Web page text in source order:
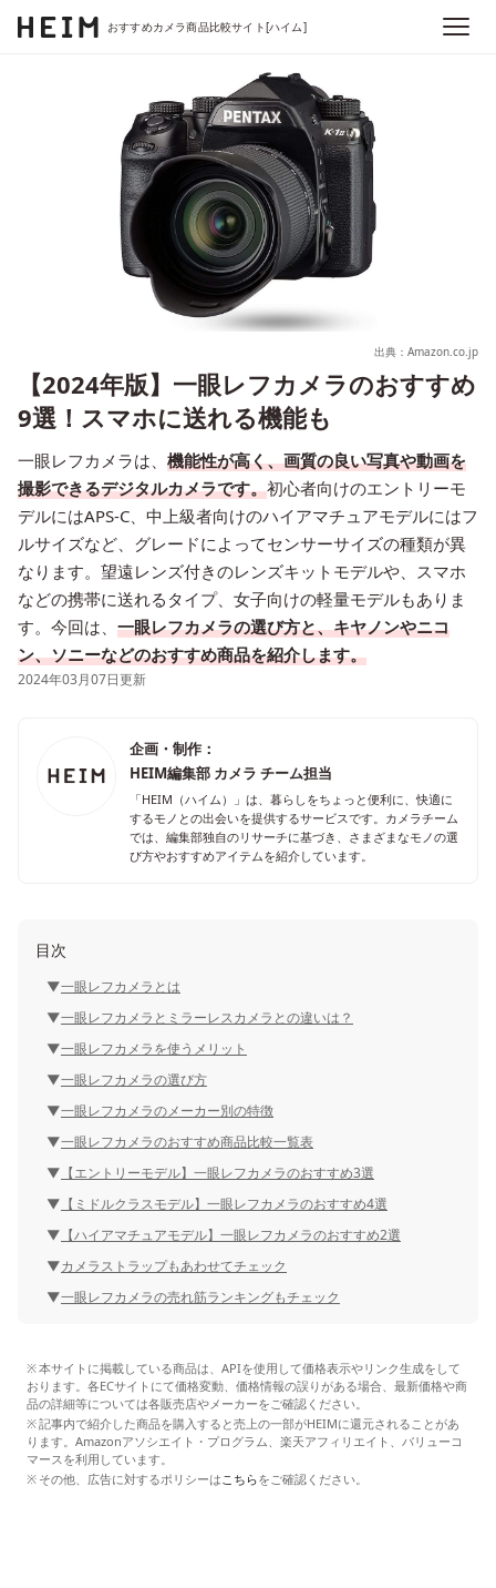
おすすめカメラ商品比較サイト[ハイム]
出典：Amazon.co.jp
【2024年版】一眼レフカメラのおすすめ
9選！スマホに送れる機能も
一眼レフカメラは、 機能性が高く、画質の良い写真や動画を
撮影できるデジタルカメラです。初心者向けのエントリーモ
デルにはAPS-C、中上級者向けのハイアマチュアモデルにはフ
ルサイズなど、グレードによってセンサーサイズの種類が異
なります。望遠レンズ付きのレンズキットモデルや、スマホ
などの携帯に送れるタイプ、女子向けの軽量モデルもありま
す。今回は、 一眼レフカメラの選び方と、キヤノンやニコ
ン、ソニーなどのおすすめ商品を紹介します。
2024年03月07日更新
企画・制作：
HEIM編集部 カメラ チーム担当
「HEIM（ハイム）」は、暮らしをちょっと便利に、快適に
するモノとの出会いを提供するサービスです。カメラチーム
では、編集部独自のリサーチに基づき、さまざまなモノの選
び方やおすすめアイテムを紹介しています。
目次
一眼レフカメラとは
一眼レフカメラとミラーレスカメラとの違いは？
一眼レフカメラを使うメリット
一眼レフカメラの選び方
一眼レフカメラのメーカー別の特徴
一眼レフカメラのおすすめ商品比較一覧表
【エントリーモデル】一眼レフカメラのおすすめ3選
【ミドルクラスモデル】一眼レフカメラのおすすめ4選
【ハイアマチュアモデル】一眼レフカメラのおすすめ2選
カメラストラップもあわせてチェック
一眼レフカメラの売れ筋ランキングもチェック
本サイトに掲載している商品は、APIを使用して価格表示やリンク生成をして
おります。各ECサイトにて価格変動、価格情報の誤りがある場合、最新価格や商
品の詳細等については各販売店やメーカーをご確認ください。
記事内で紹介した商品を購入すると売上の一部がHEIMに還元されることがあ
ります。Amazonアソシエイト・プログラム、楽天アフィリエイト、バリューコ
マースを利用しています。
その他、広告に対するポリシーはこちらをご確認ください。